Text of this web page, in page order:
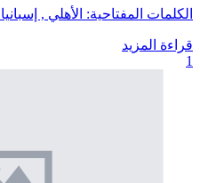
الكلمات المفتاحية: الأهلي ,
قراءة المزيد
1